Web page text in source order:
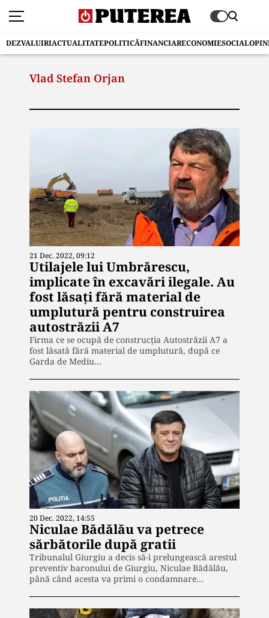
DEZVALUIRIACTUALITATEPOLITICĂFINANCIARECONOMIESOCIAL
Vlad Stefan Orjan
21 Dec. 2022, 09:12
Utilajele lui Umbrărescu,
implicate în excavări ilegale. Au
fost lăsați fără material de
umplutură pentru construirea
autostrăzii A7
Firma ce se ocupă de construcția Autostrăzii A7 a
fost lăsată fără material de umplutură, după ce
Garda de Mediu…
20 Dec. 2022, 14:55
Niculae Bădălău va petrece
sărbătorile după gratii
Tribunalul Giurgiu a decis să-i prelungească arestul
preventiv baronului de Giurgiu, Niculae Bădălău,
până când acesta va primi o condamnare…